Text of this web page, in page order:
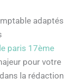
adaptés
paris 17ème
pour votre
la rédaction